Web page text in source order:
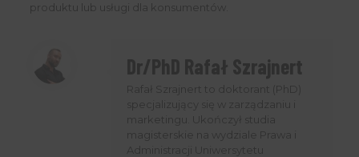
produktu lub usługi dla konsumentów.
Dr/PhD Rafał Szrajnert
Rafał Szrajnert to doktorant (PhD)
specjalizujący się w zarządzaniu i
marketingu. Ukończył studia
magisterskie na wydziale Prawa i
Administracji Uniwersytetu